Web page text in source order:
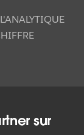
et à
l'entreprise,
sur